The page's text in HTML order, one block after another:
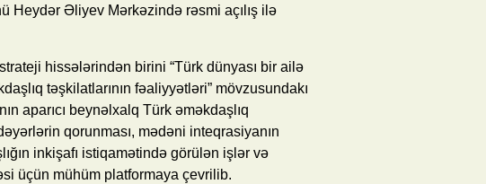
Heydər Əliyev Mərkəzində rəsmi açılış ilə
hissələrindən birini “Türk dünyası bir ailə
təşkilatlarının fəaliyyətləri” mövzusundakı
aparıcı beynəlxalq Türk əməkdaşlıq
qorunması, mədəni inteqrasiyanın
inkişafı istiqamətində görülən işlər və
üçün mühüm platformaya çevrilib.